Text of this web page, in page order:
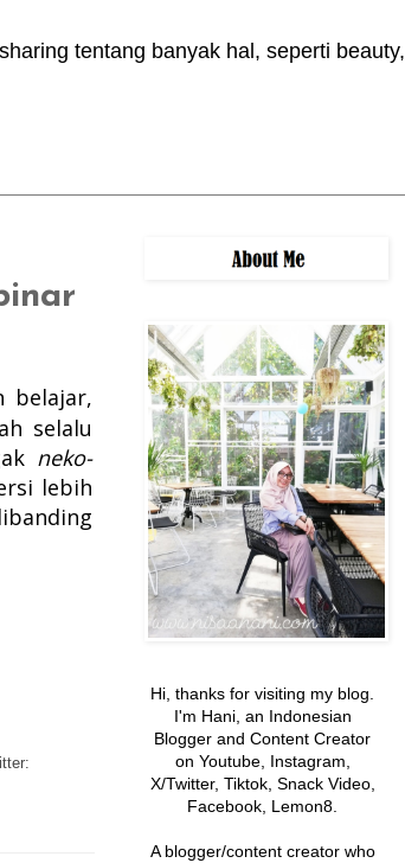
tentang banyak hal, seperti beauty,
belajar,
selalu
neko-
lebih
Hi, thanks for visiting my blog.
I'm Hani, an Indonesian
Blogger and Content Creator
on Youtube, Instagram,
X/Twitter, Tiktok, Snack Video,
Facebook, Lemon8.
A blogger/content creator who